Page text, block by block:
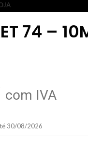
74 –
com IVA
30/08/2026